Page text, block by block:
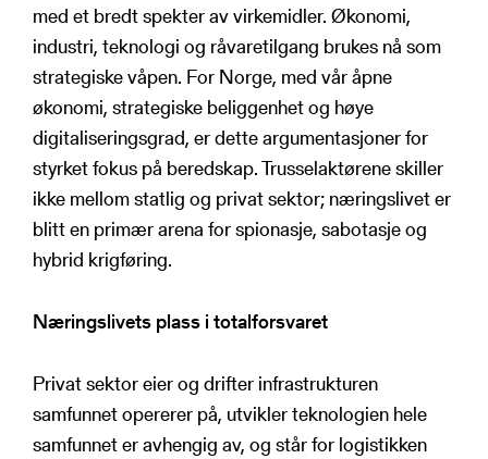
med et bredt spekter av virkemidler. Økonomi,
industri, teknologi og råvaretilgang brukes nå som
strategiske våpen. For Norge, med vår åpne
økonomi, strategiske beliggenhet og høye
digitaliseringsgrad, er dette argumentasjoner for
styrket fokus på beredskap. Trusselaktørene skiller
ikke mellom statlig og privat sektor; næringslivet er
blitt en primær arena for spionasje, sabotasje og
hybrid krigføring.
Næringslivets plass i totalforsvaret
Privat sektor eier og drifter infrastrukturen
samfunnet opererer på, utvikler teknologien hele
samfunnet er avhengig av, og står for logistikken